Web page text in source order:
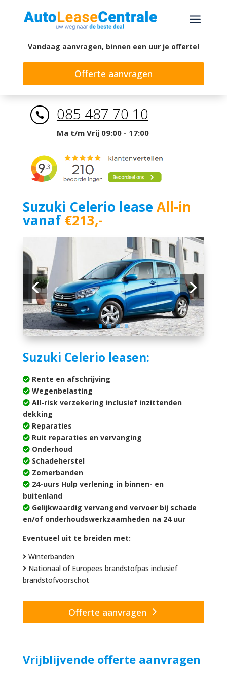
a
Vandaag aanvragen, binnen een uur je offerte!
Offerte aanvragen
 085 487 70 10
Ma t/m Vrij 09:00 - 17:00
Suzuki Celerio lease All-in
vanaf€213,-
Suzuki Celerio leasen:
Rente en afschrijving
Wegenbelasting
All-risk verzekering inclusief inzittenden
dekking
Reparaties
Ruit reparaties en vervanging
Onderhoud
Schadeherstel
Zomerbanden
24-uurs Hulp verlening in binnen- en
buitenland
Gelijkwaardig vervangend vervoer bij schade
en/of onderhoudswerkzaamheden na 24 uur
Eventueel uit te breiden met:
Winterbanden
Nationaal of Europees brandstofpas inclusief
brandstofvoorschot
Offerte aanvragen
Vrijblijvende offerte aanvragen